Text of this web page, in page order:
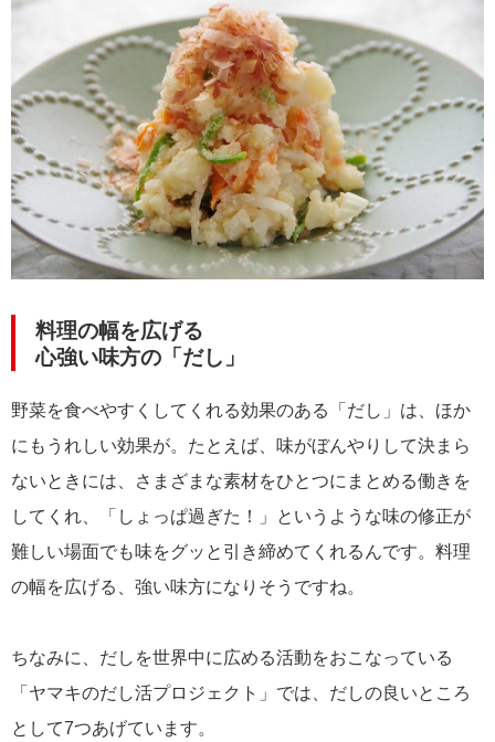
料理の幅を広げる
心強い味方の「だし」
野菜を食べやすくしてくれる効果のある「だし」は、ほか
にもうれしい効果が。たとえば、味がぼんやりして決まら
ないときには、さまざまな素材をひとつにまとめる働きを
してくれ、「しょっぱ過ぎた！」というような味の修正が
難しい場面でも味をグッと引き締めてくれるんです。料理
の幅を広げる、強い味方になりそうですね。
ちなみに、だしを世界中に広める活動をおこなっている
「ヤマキのだし活プロジェクト」では、だしの良いところ
として7つあげています。